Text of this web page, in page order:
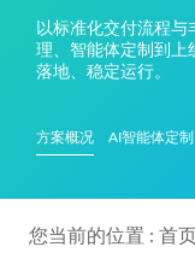
以标准化交付流程
理、智能体定制到上
落地、稳定运行。
方案概况 AI智能体定制
您当前的位置 : 首